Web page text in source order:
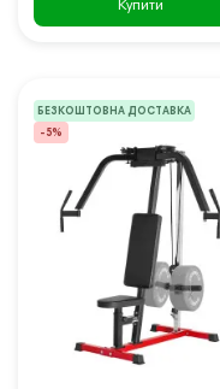
Купити
БЕЗКОШТОВНА ДОСТАВКА
-5%